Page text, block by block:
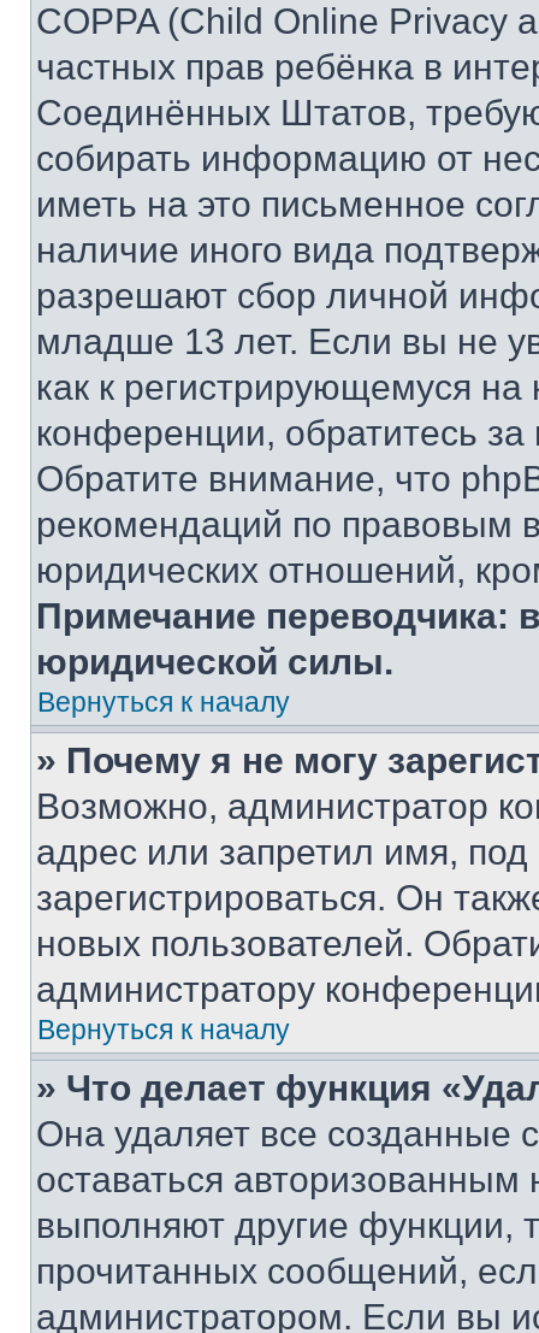
COPPA (Child Online Privacy
частных прав ребёнка в
Соединённых Штатов,
собирать информацию от
иметь на это письменное
наличие иного вида
разрешают сбор личной
младше 13 лет. Если вы не
как к регистрирующемуся
конференции, обратитесь
Обратите внимание, что
рекомендаций по правовым
юридических отношений,
Примечание переводчика:
юридической силы.
Вернуться к началу
» Почему я не могу
Возможно, администратор
адрес или запретил имя,
зарегистрироваться. Он
новых пользователей.
администратору
Вернуться к началу
» Что делает функция
Она удаляет все созданные
оставаться
выполняют другие функции,
прочитанных сообщений,
администратором. Если вы